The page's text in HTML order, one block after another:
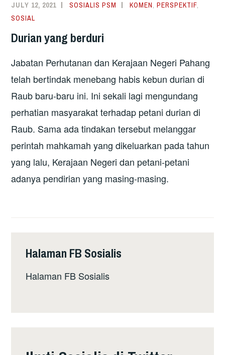
JULY 12, 2021 SOSIALIS PSM KOMEN,PERSPEKTIF,
SOSIAL
Durian yang berduri
Jabatan Perhutanan dan Kerajaan Negeri Pahang
telah bertindak menebang habis kebun durian di
Raub baru-baru ini. Ini sekali lagi mengundang
perhatian masyarakat terhadap petani durian di
Raub. Sama ada tindakan tersebut melanggar
perintah mahkamah yang dikeluarkan pada tahun
yang lalu, Kerajaan Negeri dan petani-petani
adanya pendirian yang masing-masing.
Halaman FB Sosialis
Halaman FB Sosialis